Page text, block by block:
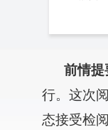
前情提
行。这次
态接受检